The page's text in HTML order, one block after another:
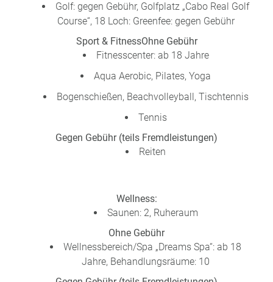
Golf: gegen Gebühr, Golfplatz „Cabo Real Golf
Course“, 18 Loch: Greenfee: gegen Gebühr
Sport & FitnessOhne Gebühr
Fitnesscenter: ab 18 Jahre
Aqua Aerobic, Pilates, Yoga
Bogenschießen, Beachvolleyball, Tischtennis
Tennis
Gegen Gebühr (teils Fremdleistungen)
Reiten
Wellness:
Saunen: 2, Ruheraum
Ohne Gebühr
Wellnessbereich/Spa „Dreams Spa“: ab 18
Jahre, Behandlungsräume: 10